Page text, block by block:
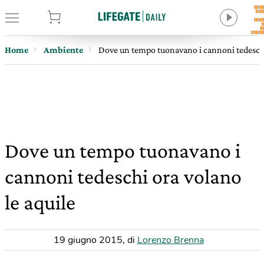
Home Ambiente Dove un tempo tuonavano i cannoni
Dove un tempo tuonavano i
cannoni tedeschi ora volano
le aquile
19 giugno 2015, di Lorenzo Brenna